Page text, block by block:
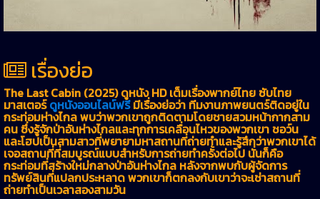
เรื่องย่อ
The Last Cabin (2025) ดูหนัง HD เต็มเรื่องพากย์ไทย ซับไทย
มาสเตอร์ดูหนังออนไลน์ฟรีมีเรื่องย่อว่า ทีมงานภาพยนตร์ติดอยู่ใน
กระท่อมห่างไกล พบว่าพวกเขาถูกติดตามโดยชายสวมหน้ากากสาม
คน ซึ่งรู้จักป่าอันห่างไกลและทุกการเคลื่อนไหวของพวกเขา ชอว์น
และโฮปเป็นสามสาวที่พยายามหาสถานที่ถ่ายทำและรู้สึกว่าพวกเขาได้
เจอสถานที่ที่สมบูรณ์แบบสำหรับการถ่ายทำครั้งต่อไป นั่นก็คือ
กระท่อมที่สร้างใหม่กลางป่าอันห่างไกล หลังจากพบกับผู้จัดการ
ทรัพย์สินที่แปลกประหลาด พวกเขาก็ตกลงกับเขาว่าจะเช่าสถานที่
ถ่ายทำเป็นเวลาสองสามวัน